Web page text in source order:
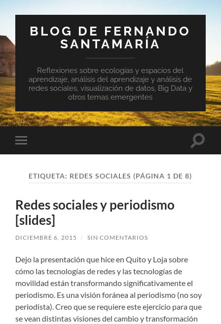
BLOG DE FERNANDO
SANTAMARÍA
Reflexiones sobre ecologías y espacios del
aprendizaje, análisis del aprendizaje y análisis de
redes sociales, visualización de datos, Big Data y
otros temas emergentes
Alternar
el
móvil
ETIQUETA: REDES SOCIALES (PÁGINA 1 DE 8)
Redes sociales y periodismo
[slides]
DICIEMBRE 6, 2015 / SIN COMENTARIOS
Dejo la presentación que hice en Quito y Loja sobre
cómo las tecnologías de redes y las tecnologías de
movilidad están transformando significativamente el
periodismo. Es una visión foránea al periodismo (no soy
periodista). Creo que se requiere este ejercicio para que
se vean distintas visiones del cambio y transformación